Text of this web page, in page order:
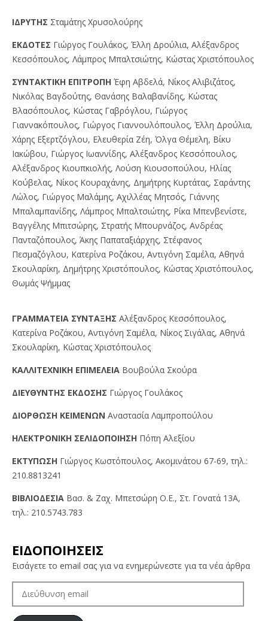
IΔPYTHΣ Σταμάτης Χρυσολούρης
EKΔOTEΣ Γιώργος Γουλάκος, Έλλη Δρούλια, Αλέξανδρος
Κεσσόπουλος, Λάμπρος Μπαλτσιώτης, Κώστας Χριστόπουλος
ΣYNTAKTIKH EΠITPOΠH Έφη Αβδελά, Νίκος Αλιβιζάτος,
Νικόλας Βαγδούτης, Θανάσης Βαλαβανίδης, Κώστας
Βλασόπουλος, Κώστας Γαβρόγλου, Γιώργος
Γιαννακόπουλος, Γιώργος Γιαννουλόπουλος, Έλλη Δρούλια,
Χάρης Εξερτζόγλου, Ελευθερία Ζέη, Όλγα Θέμελη, Βίκυ
Ιακώβου, Γιώργος Ιωαννίδης, Αλέξανδρος Κεσσόπουλος,
Αλέξανδρος Κιουπκιολής, Λούση Κιουσοπούλου, Ηλίας
Κούβελας, Νίκος Κουραχάνης, Δημήτρης Κυρτάτας, Σαράντης
Λώλος, Γιώργος Μαλάμης, Αχιλλέας Μητσός, Γιάννης
Μπαλαμπανίδης, Λάμπρος Μπαλτσιώτης, Ρίκα Μπενβενίστε,
Βαγγέλης Μπιτσώρης, Στρατής Μπουρνάζος, Ανδρέας
Πανταζόπουλος, Άκης Παπαταξιάρχης, Στέφανος
Πεσμαζόγλου, Κατερίνα Ροζάκου, Αντιγόνη Σαμέλα, Αθηνά
Σκουλαρίκη, Δημήτρης Χριστόπουλος, Κώστας Χριστόπουλος,
Θωμάς Ψήμμας
ΓPAMMATEIA ΣYNTAΞHΣ Αλέξανδρος Κεσσόπουλος,
Κατερίνα Ροζάκου, Αντιγόνη Σαμέλα, Νίκος Σιγάλας, Αθηνά
Σκουλαρίκη, Κώστας Χριστόπουλος
KAΛΛITEXNIKH EΠIMEΛEIA Βουβούλα Σκούρα
ΔIEYΘYNTHΣ EKΔOΣHΣ Γιώργος Γουλάκος
ΔIOPΘΩΣH KEIMENΩN Αναστασία Λαμπροπούλου
HΛEKTPONIKH ΣEΛIΔOΠOIHΣH Πόπη Αλεξίου
EKTYΠΩΣH Γιώργος Kωστόπουλος, Aκομινάτου 67-69, τηλ.:
210.8813241
BIBΛIOΔEΣIA Βασ. & Ζαχ. Μπετσώρη O.Ε., Στ. Γονατά 13A,
τηλ.: 210.5743.783
ΕΙΔΟΠΟΙΗΣΕΙΣ
Εισάγετε το email σας για να ενημερώνεστε για τα νέα άρθρα
ΔΙΕΎΘΥΝΣΗ